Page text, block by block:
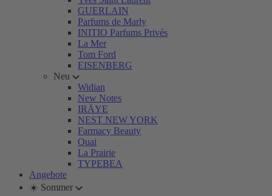
GUERLAIN
Parfums de Marly
INITIO Parfums Privés
La Mer
Tom Ford
EISENBERG
Neu
Widian
New Notes
IRÄYE
NEST NEW YORK
Farmacy Beauty
Ouai
La Prairie
TYPEBEA
Angebote
☀️ Sommer